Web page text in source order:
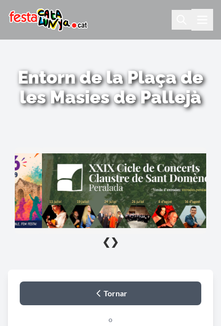
Entorn de la Plaça de
les Masies de Pallejà
❮ ❯
Tornar
o